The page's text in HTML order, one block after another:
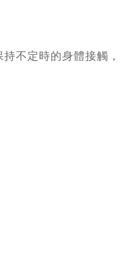
不定時的身體接觸，